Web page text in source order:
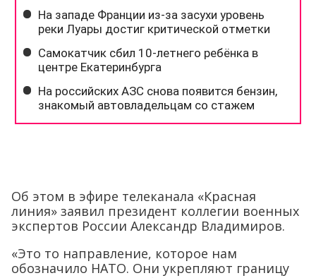
Об этом в эфире телеканала «Красная
линия» заявил президент коллегии военных
экспертов России Александр Владимиров.
«Это то направление, которое нам
обозначило НАТО. Они укрепляют границу